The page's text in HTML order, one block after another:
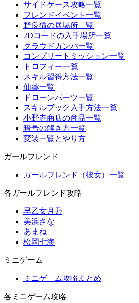
サイドケース攻略一覧
フレンドイベント一覧
野良猫の居場所一覧
2Dコードの入手場所一覧
クラウドカンパ一覧
コンプリートミッション一覧
トロフィー一覧
スキル習得方法一覧
仙薬一覧
ドローンパーツ一覧
スキルブック入手方法一覧
小野寺商店の商品一覧
暗号の解き方一覧
変装一覧とやり方
ガールフレンド
ガールフレンド（彼女）一覧
各ガールフレンド攻略
早乙女月乃
美浜さな
あまね
松岡七海
ミニゲーム
ミニゲーム攻略まとめ
各ミニゲーム攻略